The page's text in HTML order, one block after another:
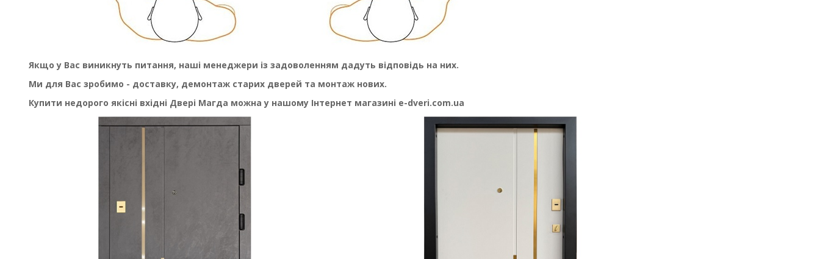
Якщо у Вас виникнуть питання, наші менеджери із задоволенням дадуть відповідь на них.
Ми для Вас зробимо - доставку, демонтаж старих дверей та монтаж нових.
Купити недорого якісні вхідні Двері Магда можна у нашому Інтернет магазині e-dveri.com.ua